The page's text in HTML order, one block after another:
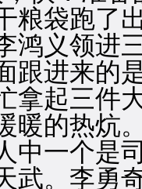
袋跑了
义领进三
跟进来的
起三件大
暖的热炕
一个是司
武。李勇